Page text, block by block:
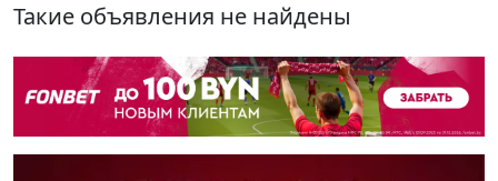
Такие объявления не найдены